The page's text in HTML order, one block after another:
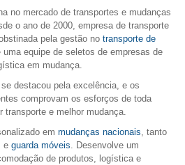
no mercado de transportes e mudanças
o ano de 2000, empresa de transporte
pela gestão no transporte de
uma equipe de seletos de empresas de
em mudança.
destacou pela excelência, e os
comprovam os esforços de toda
transporte e melhor mudança.
em mudanças nacionais, tanto
e guarda móveis. Desenvolve um
de produtos, logística e